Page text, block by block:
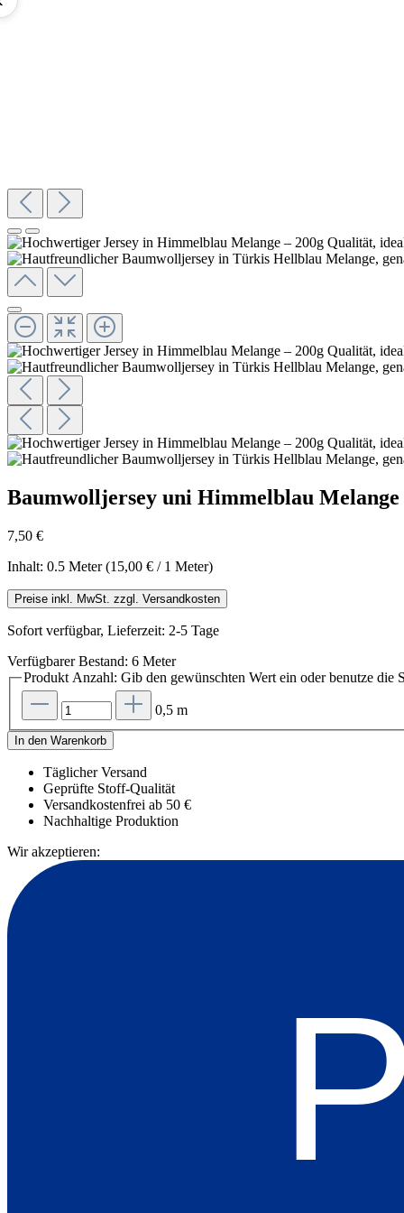
Baumwolljersey uni Himmelblau Melange
7,50 €
Inhalt: 0.5 Meter(15,00 € / 1 Meter)
Preise inkl. MwSt. zzgl. Versandkosten
Sofort verfügbar, Lieferzeit: 2-5 Tage
Verfügbarer Bestand: 6 Meter
Produkt Anzahl: Gib den gewünschten Wert ein oder benutze die
0,5 m
In den Warenkorb
Täglicher Versand
Geprüfte Stoff-Qualität
Versandkostenfrei ab 50 €
Nachhaltige Produktion
Wir akzeptieren: